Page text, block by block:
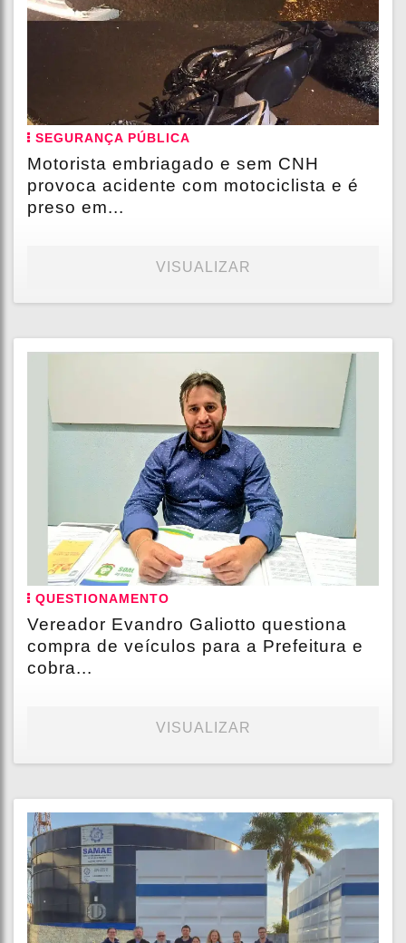
SEGURANÇA PÚBLICA
Motorista embriagado e sem CNH
provoca acidente com motociclista e é
preso em...
VISUALIZAR
QUESTIONAMENTO
Vereador Evandro Galiotto questiona
compra de veículos para a Prefeitura e
cobra...
VISUALIZAR